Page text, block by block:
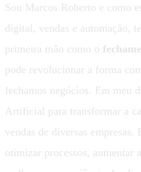
Sou Marcos Roberto e como
digital, vendas e automação,
primeira mão como o
pode revolucionar a forma
fechamos negócios. Em meu
Artificial para transformar a
vendas de diversas
otimizar processos, aumentar